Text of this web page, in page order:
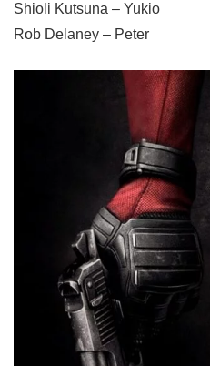
Shioli Kutsuna – Yukio
Rob Delaney – Peter